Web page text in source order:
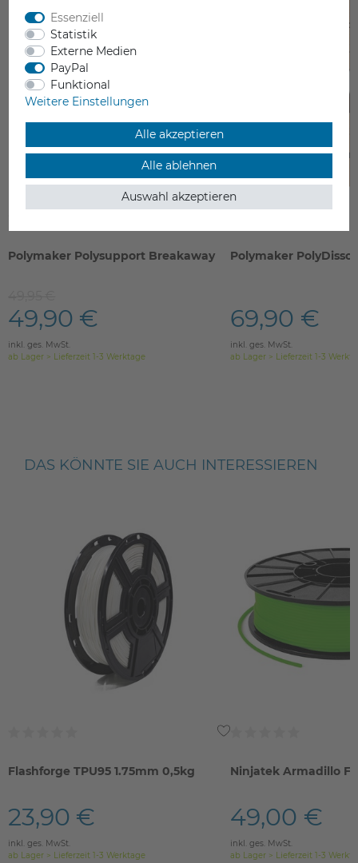
Polymaker Polysupport Breakaway
49,90 €
inkl. ges. MwSt.
ab Lager > Lieferzeit 1-3 Werktage
Polymaker
69,90 €
inkl. ges. MwSt.
ab Lager > Lieferzeit 1-3
DAS KÖNNTE SIE AUCH INTERESSIEREN
Flashforge TPU95 1.75mm 0,5kg
23,90 €
inkl. ges. MwSt.
ab Lager > Lieferzeit 1-3 Werktage
Ninjatek Armadillo
49,00 €
inkl. ges. MwSt.
ab Lager > Lieferzeit 1-3
Essenziell
Statistik
Externe Medien
PayPal
Funktional
Weitere Einstellungen
Alle akzeptieren
Alle ablehnen
Auswahl akzeptieren